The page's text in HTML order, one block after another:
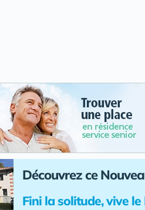
Découvrez ce
Fini la solitude, vive